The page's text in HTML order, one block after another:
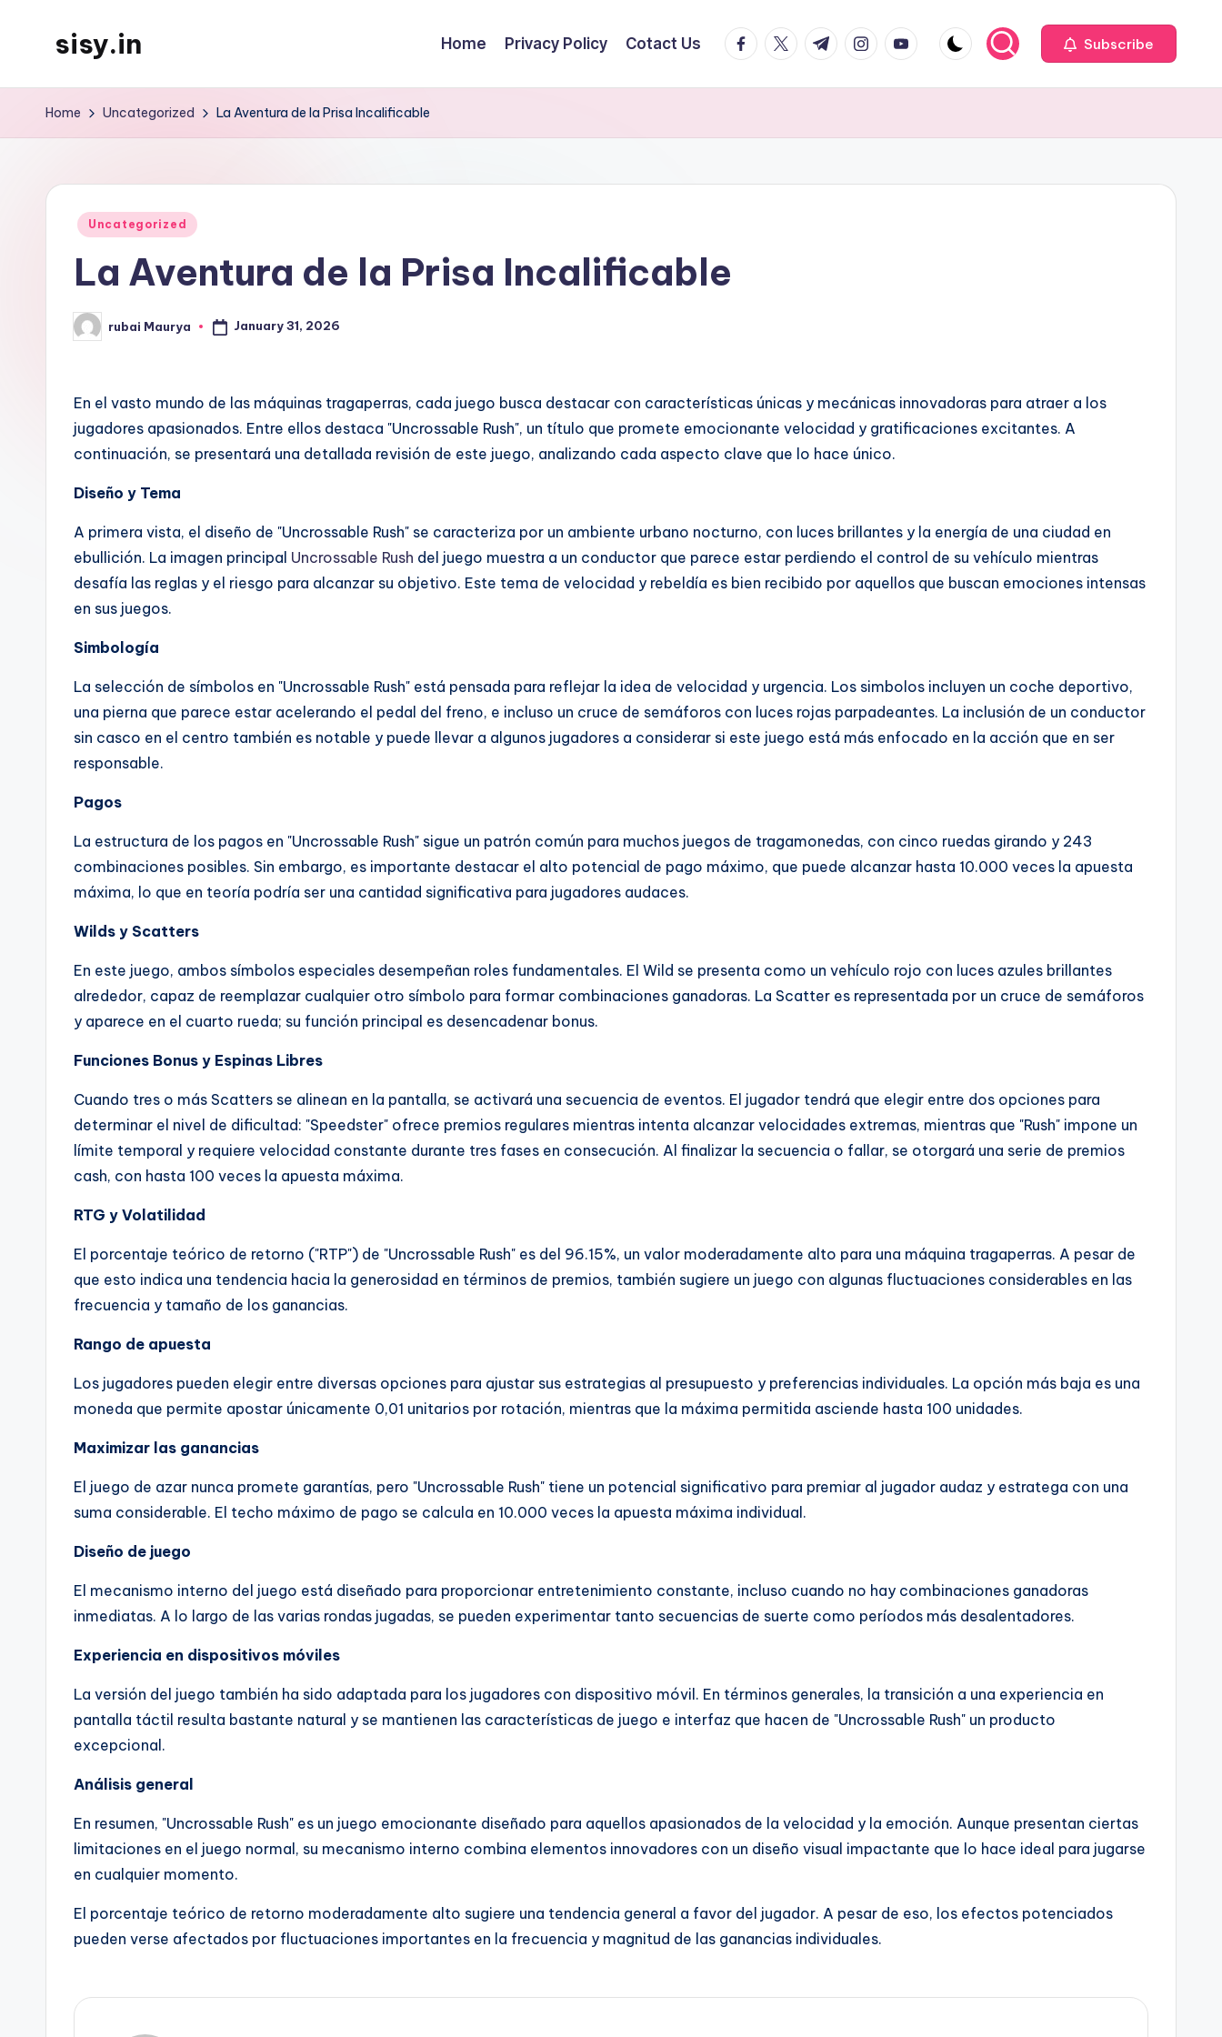
sisy.in Home Privacy Policy Cotact Us facebook.com
twitter.com
t.me instagram.com
youtube.com Subscribe
Home Uncategorized La Aventura de la Prisa Incalificable
Posted
Uncategorized
La Aventura de la Prisa Incalificable
Posted
by
rubai Maurya January 31, 2026
En el vasto mundo de las máquinas tragaperras, cada juego busca destacar con características únicas y mecánicas innovadoras para atraer a los
jugadores apasionados. Entre ellos destaca "Uncrossable Rush", un título que promete emocionante velocidad y gratificaciones excitantes. A
continuación, se presentará una detallada revisión de este juego, analizando cada aspecto clave que lo hace único.
Diseño y Tema
A primera vista, el diseño de "Uncrossable Rush" se caracteriza por un ambiente urbano nocturno, con luces brillantes y la energía de una ciudad en
ebullición. La imagen principal Uncrossable Rush del juego muestra a un conductor que parece estar perdiendo el control de su vehículo mientras
desafía las reglas y el riesgo para alcanzar su objetivo. Este tema de velocidad y rebeldía es bien recibido por aquellos que buscan emociones intensas
en sus juegos.
Simbología
La selección de símbolos en "Uncrossable Rush" está pensada para reflejar la idea de velocidad y urgencia. Los simbolos incluyen un coche deportivo,
una pierna que parece estar acelerando el pedal del freno, e incluso un cruce de semáforos con luces rojas parpadeantes. La inclusión de un conductor
sin casco en el centro también es notable y puede llevar a algunos jugadores a considerar si este juego está más enfocado en la acción que en ser
responsable.
Pagos
La estructura de los pagos en "Uncrossable Rush" sigue un patrón común para muchos juegos de tragamonedas, con cinco ruedas girando y 243
combinaciones posibles. Sin embargo, es importante destacar el alto potencial de pago máximo, que puede alcanzar hasta 10.000 veces la apuesta
máxima, lo que en teoría podría ser una cantidad significativa para jugadores audaces.
Wilds y Scatters
En este juego, ambos símbolos especiales desempeñan roles fundamentales. El Wild se presenta como un vehículo rojo con luces azules brillantes
alrededor, capaz de reemplazar cualquier otro símbolo para formar combinaciones ganadoras. La Scatter es representada por un cruce de semáforos
y aparece en el cuarto rueda; su función principal es desencadenar bonus.
Funciones Bonus y Espinas Libres
Cuando tres o más Scatters se alinean en la pantalla, se activará una secuencia de eventos. El jugador tendrá que elegir entre dos opciones para
determinar el nivel de dificultad: "Speedster" ofrece premios regulares mientras intenta alcanzar velocidades extremas, mientras que "Rush" impone un
límite temporal y requiere velocidad constante durante tres fases en consecución. Al finalizar la secuencia o fallar, se otorgará una serie de premios
cash, con hasta 100 veces la apuesta máxima.
RTG y Volatilidad
El porcentaje teórico de retorno ("RTP") de "Uncrossable Rush" es del 96.15%, un valor moderadamente alto para una máquina tragaperras. A pesar de
que esto indica una tendencia hacia la generosidad en términos de premios, también sugiere un juego con algunas fluctuaciones considerables en las
frecuencia y tamaño de los ganancias.
Rango de apuesta
Los jugadores pueden elegir entre diversas opciones para ajustar sus estrategias al presupuesto y preferencias individuales. La opción más baja es una
moneda que permite apostar únicamente 0,01 unitarios por rotación, mientras que la máxima permitida asciende hasta 100 unidades.
Maximizar las ganancias
El juego de azar nunca promete garantías, pero "Uncrossable Rush" tiene un potencial significativo para premiar al jugador audaz y estratega con una
suma considerable. El techo máximo de pago se calcula en 10.000 veces la apuesta máxima individual.
Diseño de juego
El mecanismo interno del juego está diseñado para proporcionar entretenimiento constante, incluso cuando no hay combinaciones ganadoras
inmediatas. A lo largo de las varias rondas jugadas, se pueden experimentar tanto secuencias de suerte como períodos más desalentadores.
Experiencia en dispositivos móviles
La versión del juego también ha sido adaptada para los jugadores con dispositivo móvil. En términos generales, la transición a una experiencia en
pantalla táctil resulta bastante natural y se mantienen las características de juego e interfaz que hacen de "Uncrossable Rush" un producto
excepcional.
Análisis general
En resumen, "Uncrossable Rush" es un juego emocionante diseñado para aquellos apasionados de la velocidad y la emoción. Aunque presentan ciertas
limitaciones en el juego normal, su mecanismo interno combina elementos innovadores con un diseño visual impactante que lo hace ideal para jugarse
en cualquier momento.
El porcentaje teórico de retorno moderadamente alto sugiere una tendencia general a favor del jugador. A pesar de eso, los efectos potenciados
pueden verse afectados por fluctuaciones importantes en la frecuencia y magnitud de las ganancias individuales.